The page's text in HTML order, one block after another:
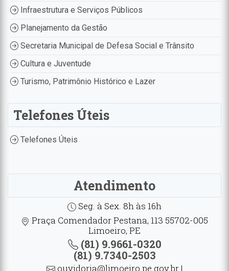
Infraestrutura e Serviços Públicos
Planejamento da Gestão
Secretaria Municipal de Defesa Social e Trânsito
Cultura e Juventude
Turismo, Patrimônio Histórico e Lazer
Telefones Úteis
Telefones Úteis
Atendimento
Seg. à Sex. 8h às 16h
Praça Comendador Pestana, 113 55702-005
Limoeiro, PE
(81) 9.9661-0320
(81) 9.7340-2503
ouvidoria@limoeiro.pe.gov.br |